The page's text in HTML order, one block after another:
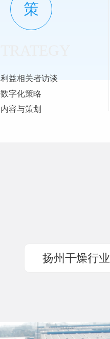
策
利益相关者访谈
数字化策略
内容与策划
扬州干燥行业